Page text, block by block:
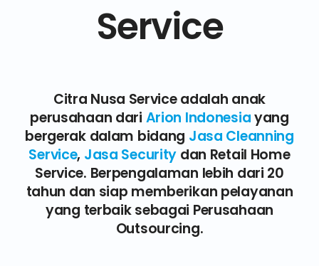
Service
Citra Nusa Service adalah anak
perusahaan dari Arion Indonesiayang
bergerak dalam bidang Jasa Cleanning
Service, Jasa Security dan Retail Home
Service. Berpengalaman lebih dari 20
tahun dan siap memberikan pelayanan
yang terbaik sebagai Perusahaan
Outsourcing.